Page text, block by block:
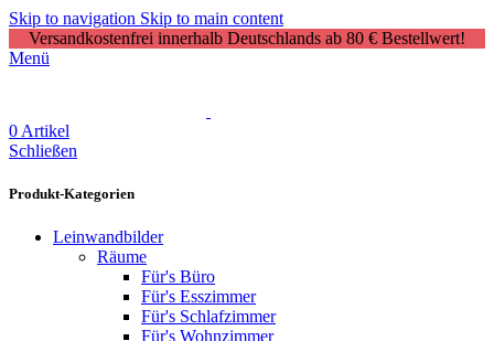
Skip to navigation Skip to main content
Versandkostenfrei innerhalb Deutschlands ab 80 € Bestellwert!
Menü
0 Artikel
Schließen
Produkt-Kategorien
Leinwandbilder
Räume
Für's Büro
Für's Esszimmer
Für's Schlafzimmer
Für's Wohnzimmer